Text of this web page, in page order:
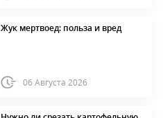
Жук мертвоед: польза и вред
06 Августа 2026